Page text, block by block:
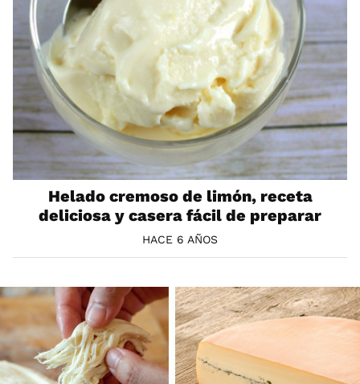
Helado cremoso de limón, receta
deliciosa y casera fácil de preparar
HACE 6 AÑOS